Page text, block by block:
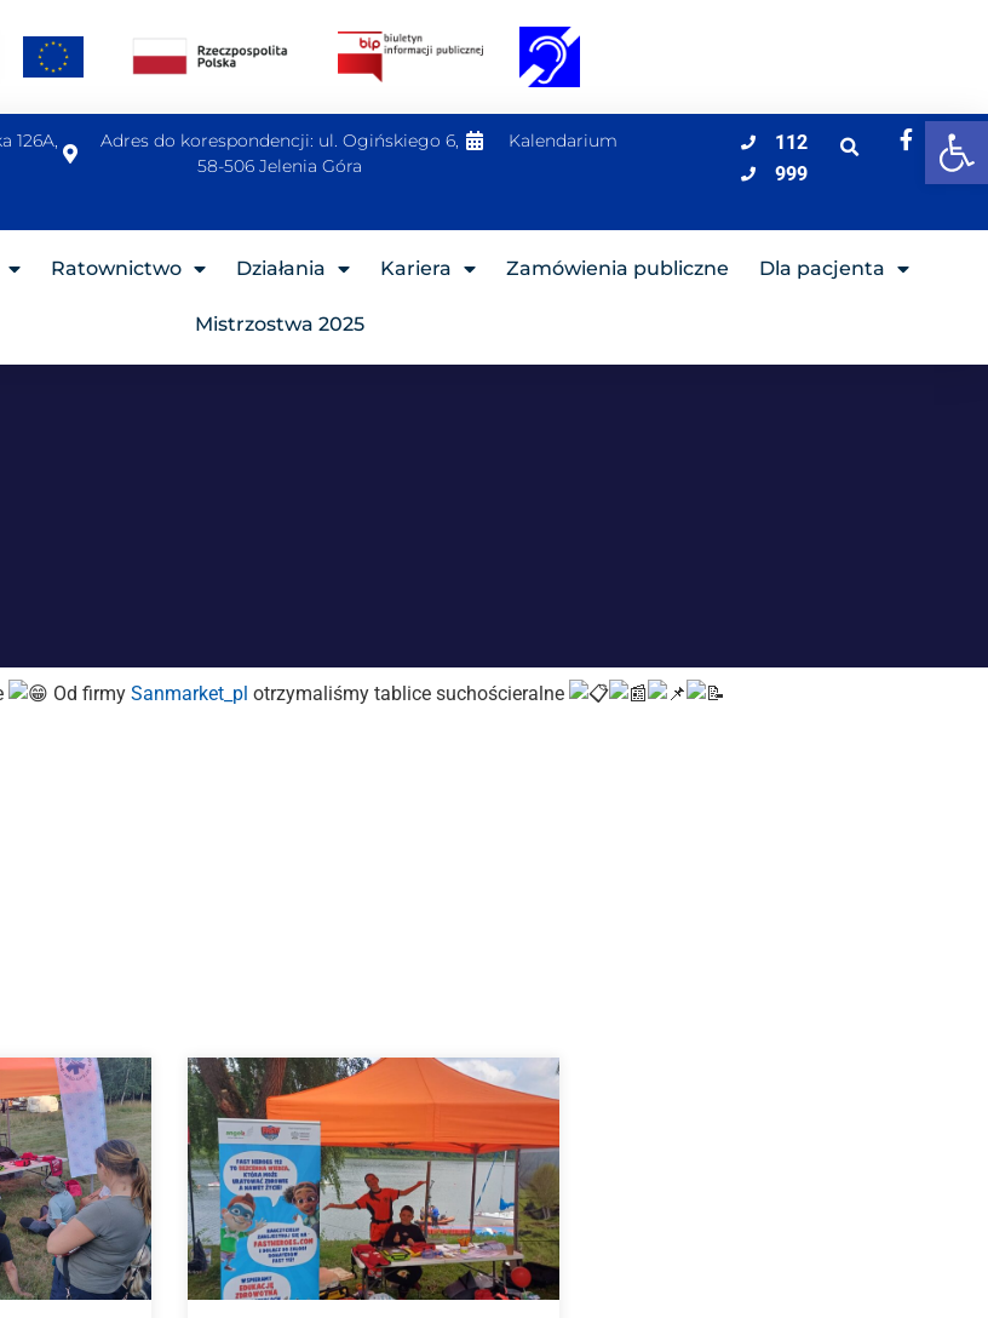
126A,
Adres do korespondencji: ul. Ogińskiego 6,
58-506 Jelenia Góra
Kalendarium
112
999
Ratownictwo Działania Kariera Zamówienia publiczne Dla pacjenta
Mistrzostwa 2025
Od firmy Sanmarket_pl otrzymaliśmy tablice suchościeralne